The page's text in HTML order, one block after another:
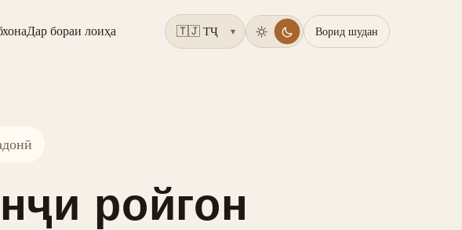
Дар бораи лоиҳа ▾ Ворид шудан
ройгон